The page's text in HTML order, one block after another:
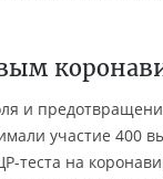
и
участие 400
теста на